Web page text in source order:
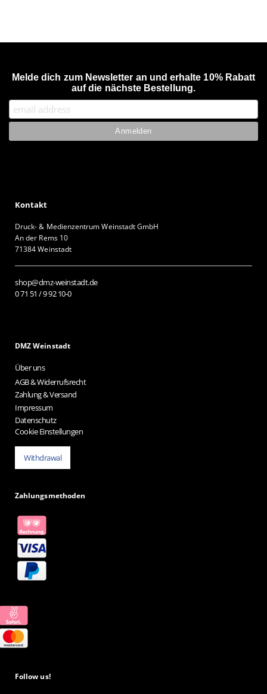
Melde dich zum Newsletter an und erhalte 10% Rabatt
auf die nächste Bestellung.
Kontakt
Druck- & Medienzentrum Weinstadt GmbH
An der Rems 10
71384 Weinstadt
shop@dmz-weinstadt.de
0 71 51 / 9 92 10-0
DMZ Weinstadt
Über uns
AGB & Widerrufsrecht
Zahlung & Versand
Impressum
Datenschutz
Cookie Einstellungen
Withdrawal
Zahlungsmethoden
Follow us!